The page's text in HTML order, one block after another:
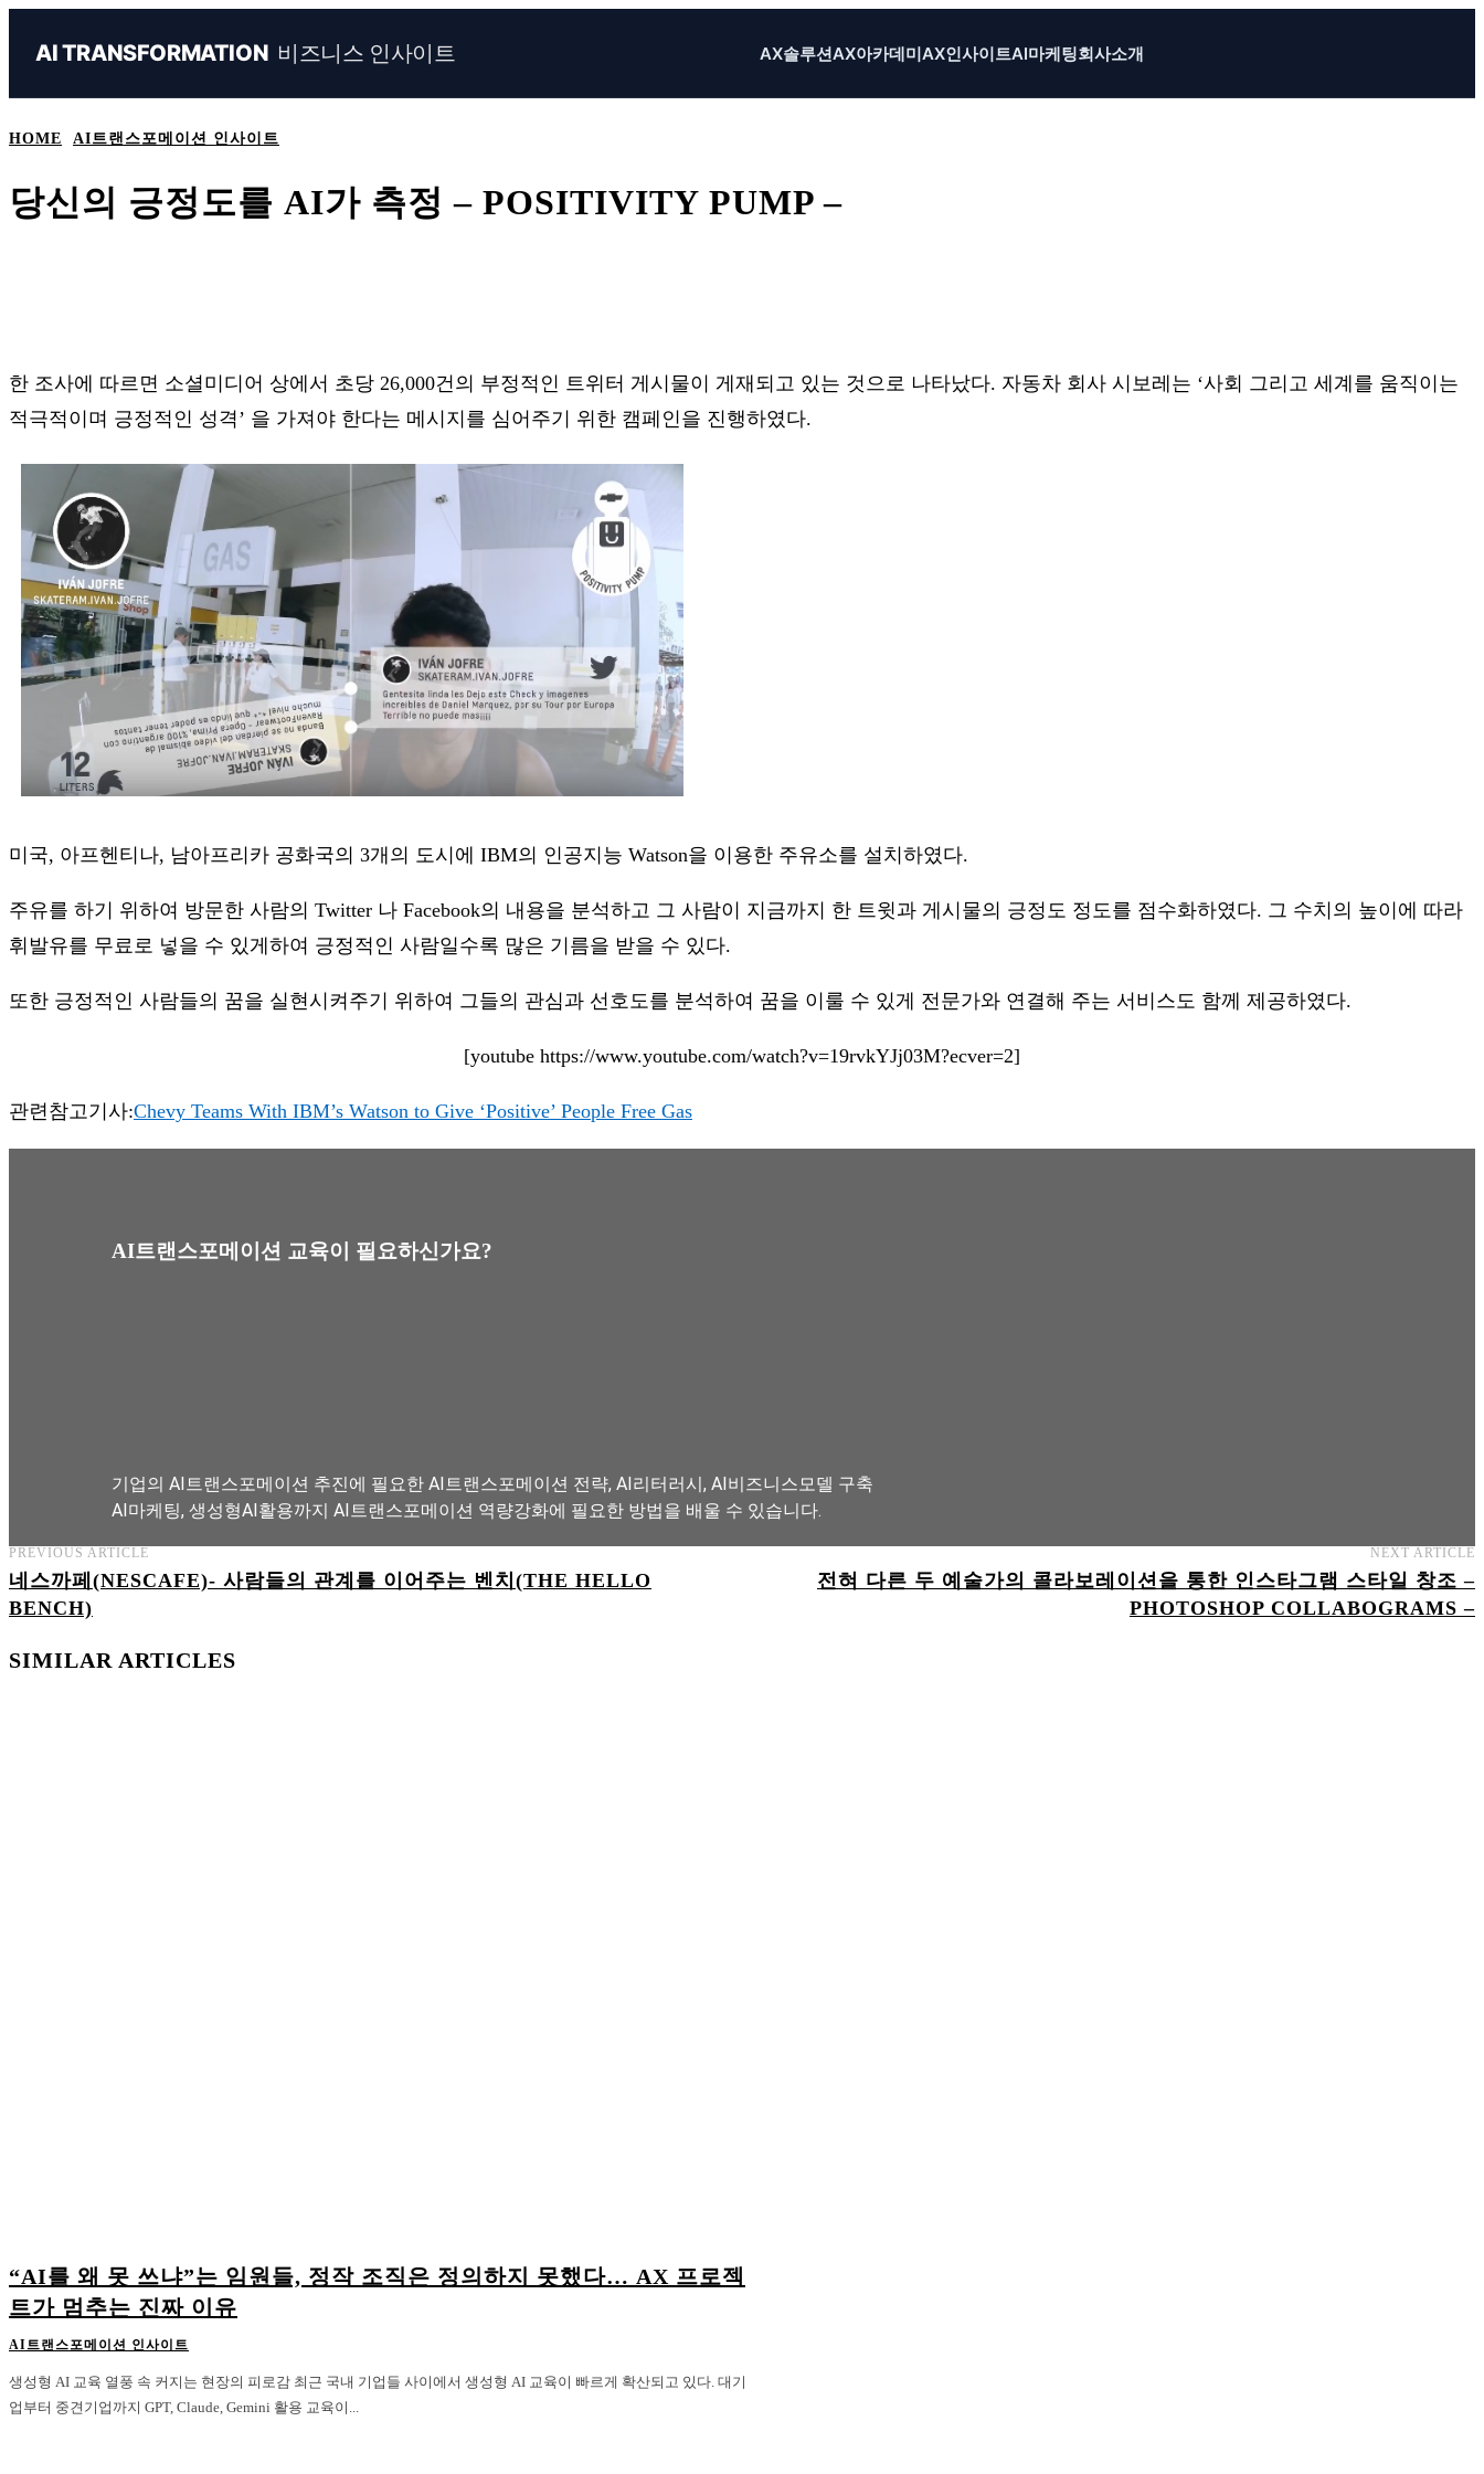
AI TRANSFORMATION 비즈니스 인사이트 AX솔루션AX아카데미AX인사이트AI마케팅회사소개
HOME AI트랜스포메이션 인사이트
당신의 긍정도를 AI가 측정 – POSITIVITY PUMP –
한 조사에 따르면 소셜미디어 상에서 초당 26,000건의 부정적인 트위터 게시물이 게재되고 있는 것으로 나타났다. 자동차 회사 시보레는 ‘사회 그리고 세계를 움직이는
적극적이며 긍정적인 성격’ 을 가져야 한다는 메시지를 심어주기 위한 캠페인을 진행하였다.
미국, 아프헨티나, 남아프리카 공화국의 3개의 도시에 IBM의 인공지능 Watson을 이용한 주유소를 설치하였다.
주유를 하기 위하여 방문한 사람의 Twitter 나 Facebook의 내용을 분석하고 그 사람이 지금까지 한 트윗과 게시물의 긍정도 정도를 점수화하였다. 그 수치의 높이에 따라
휘발유를 무료로 넣을 수 있게하여 긍정적인 사람일수록 많은 기름을 받을 수 있다.
또한 긍정적인 사람들의 꿈을 실현시켜주기 위하여 그들의 관심과 선호도를 분석하여 꿈을 이룰 수 있게 전문가와 연결해 주는 서비스도 함께 제공하였다.
[youtube https://www.youtube.com/watch?v=19rvkYJj03M?ecver=2]
관련참고기사:Chevy Teams With IBM’s Watson to Give ‘Positive’ People Free Gas
AI트랜스포메이션 교육이 필요하신가요?
기업의 AI트랜스포메이션 추진에 필요한 AI트랜스포메이션 전략, AI리터러시, AI비즈니스모델 구축
AI마케팅, 생성형AI활용까지 AI트랜스포메이션 역량강화에 필요한 방법을 배울 수 있습니다.
AI트랜스포메이션 아카데미 교육과정 보기
PREVIOUS ARTICLE
네스까페(NESCAFE)- 사람들의 관계를 이어주는 벤치(THE HELLO
BENCH)
NEXT ARTICLE
전혀 다른 두 예술가의 콜라보레이션을 통한 인스타그램 스타일 창조 –
PHOTOSHOP COLLABOGRAMS –
SIMILAR ARTICLES
“AI를 왜 못 쓰냐”는 임원들, 정작 조직은 정의하지 못했다… AX 프로젝
트가 멈추는 진짜 이유
AI트랜스포메이션 인사이트
생성형 AI 교육 열풍 속 커지는 현장의 피로감 최근 국내 기업들 사이에서 생성형 AI 교육이 빠르게 확산되고 있다. 대기
업부터 중견기업까지 GPT, Claude, Gemini 활용 교육이...